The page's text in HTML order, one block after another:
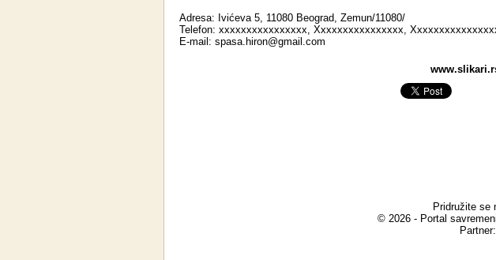
Adresa: Ivićeva 5, 11080 Beograd, Zemun/11080/
Telefon: xxxxxxxxxxxxxxxx, Xxxxxxxxxxxxxxxx,
E-mail: spasa.hiron@gmail.com
Pridružite se
© 2026 - Portal
Partner: